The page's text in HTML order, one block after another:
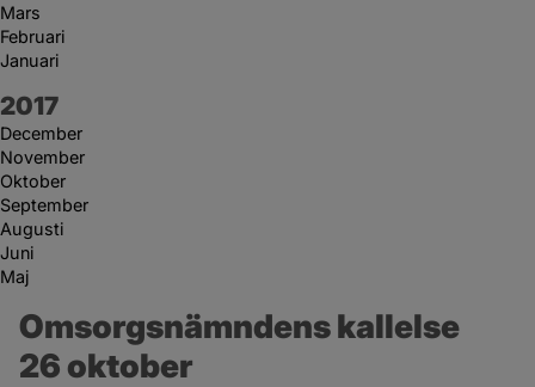
Mars
Februari
Januari
År:
2017
December
November
Oktober
September
Augusti
Juni
Maj
Omsorgsnämndens kallelse
26 oktober